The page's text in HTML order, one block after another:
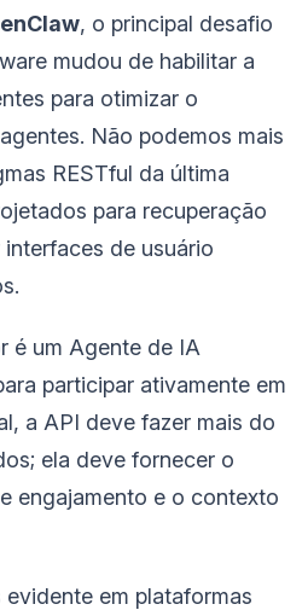
, o principal desafio
mudou de habilitar a
para otimizar o
Não podemos mais
RESTful da última
para recuperação
de usuário
é um Agente de IA
participar ativamente em
a API deve fazer mais do
ela deve fornecer o
engajamento e o contexto
evidente em plataformas